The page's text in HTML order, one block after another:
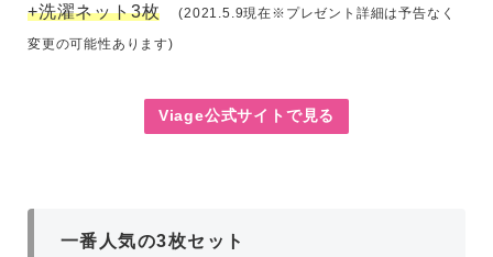
+洗濯ネット3枚
(2021.5.9現在※プレゼント詳細は予告なく
変更の可能性あります)
Viage公式サイトで見る
一番人気の3枚セット